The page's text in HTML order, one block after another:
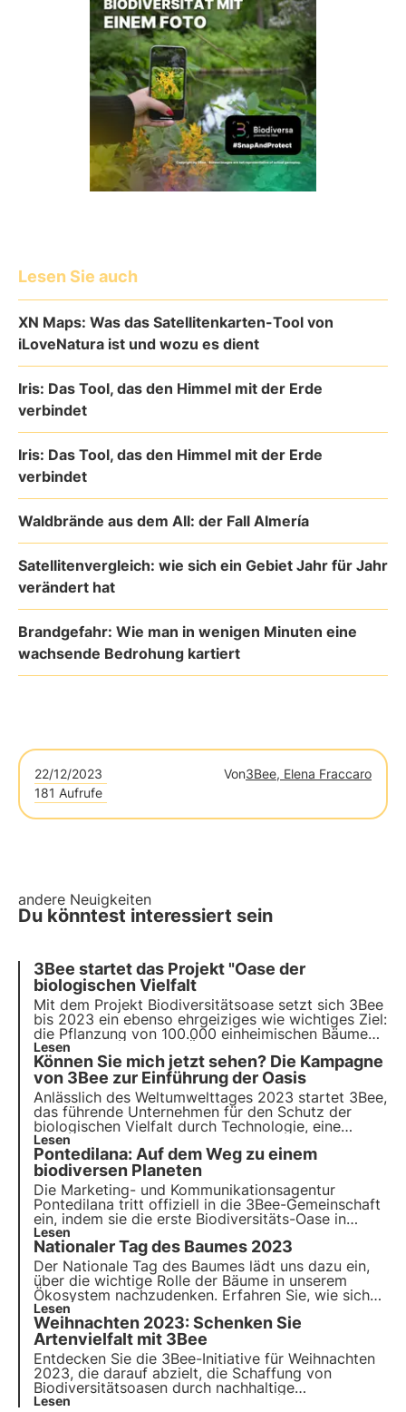
Lesen Sie auch
XN Maps: Was das Satellitenkarten-Tool von
iLoveNatura ist und wozu es dient
Iris: Das Tool, das den Himmel mit der Erde
verbindet
Iris: Das Tool, das den Himmel mit der Erde
verbindet
Waldbrände aus dem All: der Fall Almería
Satellitenvergleich: wie sich ein Gebiet Jahr für Jahr
verändert hat
Brandgefahr: Wie man in wenigen Minuten eine
wachsende Bedrohung kartiert
22/12/2023 Von3Bee, Elena Fraccaro
181 Aufrufe
andere Neuigkeiten
Du könntest interessiert sein
3Bee startet das Projekt "Oase der
biologischen Vielfalt
Mit dem Projekt Biodiversitätsoase setzt sich 3Bee
bis 2023 ein ebenso ehrgeiziges wie wichtiges Ziel:
die Pflanzung von 100.000 einheimischen Bäumen,
die den Nektar für ein Äquivalent von etwa 3.500
Bienenstöcken liefern und damit rund 10.000
Tonnen CO2 pro Jahr binden.
Lesen
Können Sie mich jetzt sehen? Die Kampagne
von 3Bee zur Einführung der Oasis
Anlässlich des Weltumwelttages 2023 startet 3Bee,
das führende Unternehmen für den Schutz der
biologischen Vielfalt durch Technologie, eine
einzigartige und ansprechende
Sensibilisierungskampagnein Rom, Turin und
Mailand.
Lesen
Pontedilana: Auf dem Weg zu einem
biodiversen Planeten
Die Marketing- und Kommunikationsagentur
Pontedilana tritt offiziell in die 3Bee-Gemeinschaft
ein, indem sie die erste Biodiversitäts-Oase in
Venetien mit 50 nektarhaltigen Bäumen errichtet.
Das Interview mit Barbara Pontello, CEO und
Gründerin.
Lesen
Nationaler Tag des Baumes 2023
Der Nationale Tag des Baumes lädt uns dazu ein,
über die wichtige Rolle der Bäume in unserem
Ökosystem nachzudenken. Erfahren Sie, wie sich
3Bee konkret für die Anpflanzung nektarhaltiger
Bäume einsetzt, um Nahrung für bestäubende
Insekten zu bieten und die Artenvielfalt zu
regenerieren.
Lesen
Weihnachten 2023: Schenken Sie
Artenvielfalt mit 3Bee
Entdecken Sie die 3Bee-Initiative für Weihnachten
2023, die darauf abzielt, die Schaffung von
Biodiversitätsoasen durch nachhaltige
Geschenkoptionen zu unterstützen. Im Rahmen von
Lesen